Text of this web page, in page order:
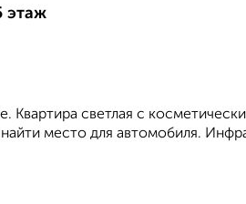
этаж
Квартира светлая с
место для автомобиля.